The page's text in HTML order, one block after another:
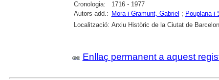
Cronologia:
1716 - 1977
Autors add.: Mora i Gramunt, Gabriel ; Pouplana i
Localització: Arxiu Històric de la Ciutat de
Enllaç permanent a aquest